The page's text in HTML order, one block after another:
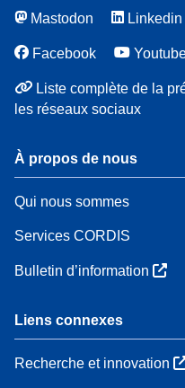
Mastodon Linkedin
Facebook
Liste complète de la
les réseaux sociaux
À propos de nous
Qui nous sommes
Services CORDIS
Bulletin d’information
Liens connexes
Recherche et innovation